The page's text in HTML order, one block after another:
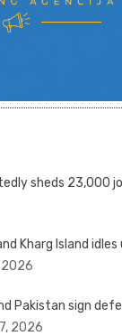
sheds 23,000
Kharg Island idles
2026
Pakistan sign
2026